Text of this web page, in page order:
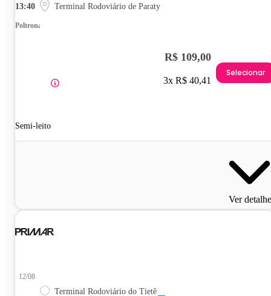
13:40 Terminal Rodoviário de Paraty
Poltrona
Semi-leito
R$ 109,00
3x R$ 40,41
Selecionar
Ver
12/08
Terminal Rodoviário do Tietê